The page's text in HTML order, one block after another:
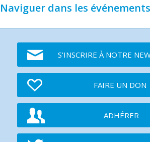
Naviguer dans les événements
S'INSCRIRE À NOTRE
FAIRE UN DON
ADHÉRER